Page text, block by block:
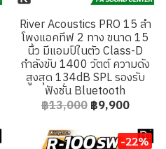
River Acoustics PRO 15 ลำ
โพงแอคทีฟ 2 ทาง ขนาด 15
นิ้ว มีแอมป์ในตัว Class-D
กำลังขับ 1400 วัตต์ ความดัง
สูงสุด 134dB SPL รองรับ
ฟังชั่น Bluetooth
฿13,000 ฿9,900
-22%